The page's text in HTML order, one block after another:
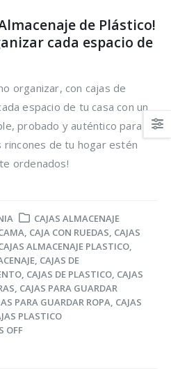
de Plástico!
cada espacio de
organizar, con cajas de
espacio de tu casa con un
probado y auténtico para
rincones de tu hogar estén
ordenados!
CAJAS ALMACENAJE
, CAJA CON RUEDAS, CAJAS
ALMACENAJE PLASTICO,
, CAJAS DE
, CAJAS DE PLASTICO, CAJAS
, CAJAS PARA GUARDAR
PARA GUARDAR ROPA, CAJAS
PLASTICO
OFF
Cómo reducir los
desperdicios
alimentarios y
Claves para el
de los pies en
16 agosto, 2021
Ser más ecológica,